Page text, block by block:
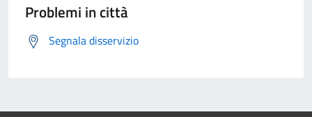
Problemi in città
Segnala disservizio